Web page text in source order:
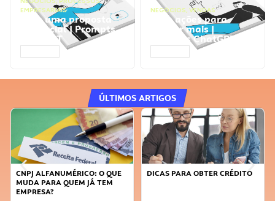
EMPRESARIAIS
Faça uma proposta
comercial | Prompts
ChatGPT
NEGÓCIOS, VENDAS
Faça ações para
vender mais |
Prompts ChatGPT
ÚLTIMOS ARTIGOS
CNPJ ALFANUMÉRICO: O QUE
MUDA PARA QUEM JÁ TEM
EMPRESA?
DICAS PARA OBTER CRÉDITO